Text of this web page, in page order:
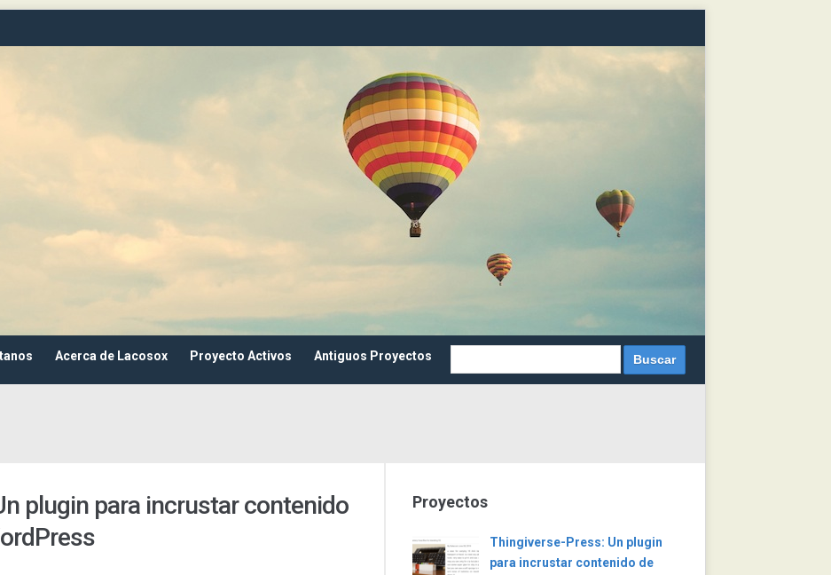
Acerca de Lacosox Proyecto Activos Antiguos Proyectos
plugin para incrustar contenido
Proyectos
Thingiverse-Press: Un plugin
para incrustar contenido de